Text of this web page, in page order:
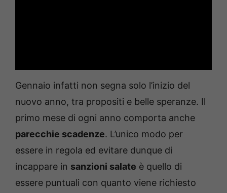
Gennaio infatti non segna solo l’inizio del
nuovo anno, tra propositi e belle speranze. Il
primo mese di ogni anno comporta anche
parecchie scadenze. L’unico modo per
essere in regola ed evitare dunque di
incappare in sanzioni salate è quello di
essere puntuali con quanto viene richiesto